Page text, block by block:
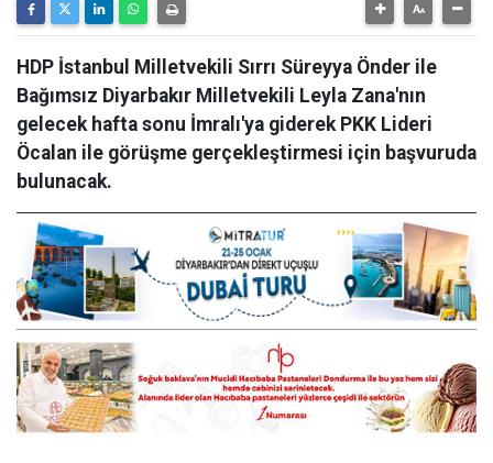
HDP İstanbul Milletvekili Sırrı Süreyya Önder ile
Bağımsız Diyarbakır Milletvekili Leyla Zana'nın
gelecek hafta sonu İmralı'ya giderek PKK Lideri
Öcalan ile görüşme gerçekleştirmesi için başvuruda
bulunacak.